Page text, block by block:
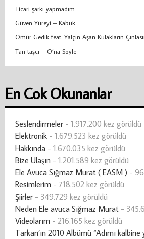
Ticari şarkı yapmadım
Güven Yüreyi – Kabuk
Ömür Gedik feat. Yalçın Aşan Kulakların
Tan taşcı – O’na Söyle
En Çok Okunanlar
Seslendirmeler - 1.917.200 kez görüldü
Elektronik - 1.679.523 kez görüldü
Hakkında - 1.670.035 kez görüldü
Bize Ulaşın - 1.201.589 kez görüldü
Ele Avuca Sığmaz Murat ( EASM ) -
Resimlerim - 718.502 kez görüldü
Şiirler - 349.729 kez görüldü
Neden Ele avuca Sığmaz Murat -
Videolarım - 216.165 kez görüldü
Tarkan’ın 2010 Albümü “Adımı kalbine